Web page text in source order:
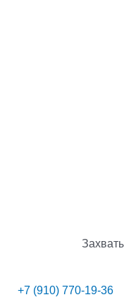
+7 (910) 770-19-36